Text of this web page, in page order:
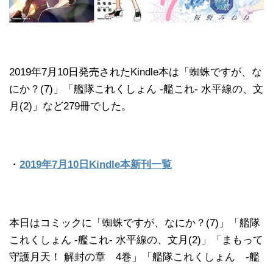
2019年7月10日発売されたKindle本は「蜘蛛ですが、な
にか？(7)」「艦隊これくしょん ‐艦これ‐ 水平線の、文
月(2)」など279冊でした。
・ 2019年7月10日Kindle本新刊一覧
本日はコミックに「蜘蛛ですが、なにか？(7)」「艦隊
これくしょん ‐艦これ‐ 水平線の、文月(2)」「まもって
守護月天！ 解封の章 4巻」「艦隊これくしょん -艦